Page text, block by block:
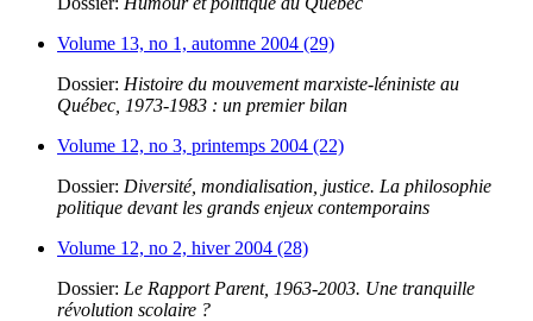
Volume 13, no 1, automne 2004 (29)
Dossier: Histoire du mouvement marxiste-léniniste au
Québec, 1973-1983 : un premier bilan
Volume 12, no 3, printemps 2004 (22)
Dossier: Diversité, mondialisation, justice. La philosophie
politique devant les grands enjeux contemporains
Volume 12, no 2, hiver 2004 (28)
Dossier: Le Rapport Parent, 1963-2003. Une tranquille
révolution scolaire ?